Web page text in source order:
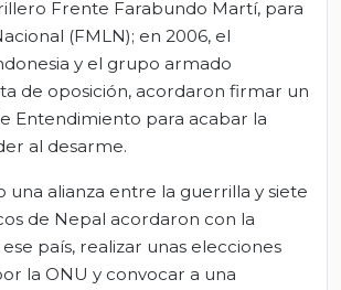
Frente Farabundo Martí, para
(FMLN); en 2006, el
y el grupo armado
de oposición, acordaron firmar un
Entendimiento para acabar la
al desarme.
una alianza entre la guerrilla y siete
de Nepal acordaron con la
país, realizar unas elecciones
la ONU y convocar a una